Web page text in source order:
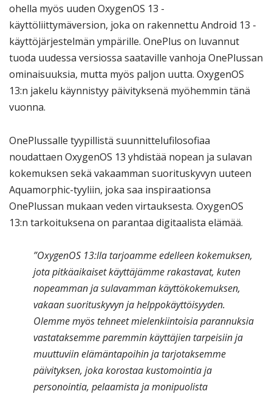
ohella myös uuden OxygenOS 13 -
käyttöliittymäversion, joka on rakennettu Android 13 -
käyttöjärjestelmän ympärille. OnePlus on luvannut
tuoda uudessa versiossa saataville vanhoja OnePlussan
ominaisuuksia, mutta myös paljon uutta. OxygenOS
13:n jakelu käynnistyy päivityksenä myöhemmin tänä
vuonna.
OnePlussalle tyypillistä suunnittelufilosofiaa
noudattaen OxygenOS 13 yhdistää nopean ja sulavan
kokemuksen sekä vakaamman suorituskyvyn uuteen
Aquamorphic-tyyliin, joka saa inspiraationsa
OnePlussan mukaan veden virtauksesta. OxygenOS
13:n tarkoituksena on parantaa digitaalista elämää.
”OxygenOS 13:lla tarjoamme edelleen kokemuksen,
jota pitkäaikaiset käyttäjämme rakastavat, kuten
nopeamman ja sulavamman käyttökokemuksen,
vakaan suorituskyvyn ja helppokäyttöisyyden.
Olemme myös tehneet mielenkiintoisia parannuksia
vastataksemme paremmin käyttäjien tarpeisiin ja
muuttuviin elämäntapoihin ja tarjotaksemme
päivityksen, joka korostaa kustomointia ja
personointia, pelaamista ja monipuolista